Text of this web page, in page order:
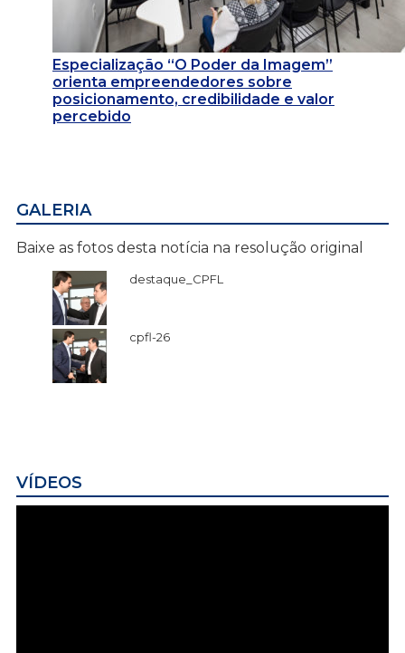
Especialização “O Poder da Imagem”
orienta empreendedores sobre
posicionamento, credibilidade e valor
percebido
GALERIA
Baixe as fotos desta notícia na resolução original
destaque_CPFL
cpfl-26
VÍDEOS